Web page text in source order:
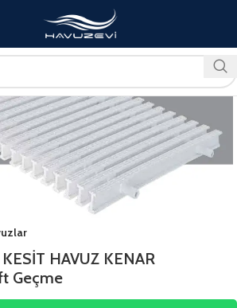
HAVUZ KENAR
Geçme